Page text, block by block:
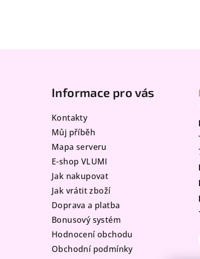
Informace pro vás
Kontakty
Můj příběh
Mapa serveru
E-shop VLUMI
Jak nakupovat
Jak vrátit zboží
Doprava a platba
Bonusový systém
Hodnocení obchodu
Obchodní podmínky